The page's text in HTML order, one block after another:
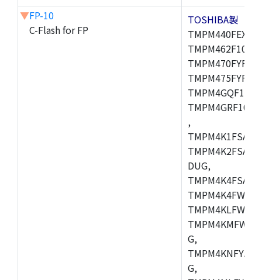
▼FP-10
C-Flash for FP
TOSHIBA製
,
DUG,
G,
G,